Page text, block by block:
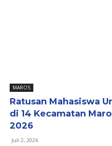
MAROS
Ratusan Mahasiswa
di 14 Kecamatan
2026
Juli 2, 2026